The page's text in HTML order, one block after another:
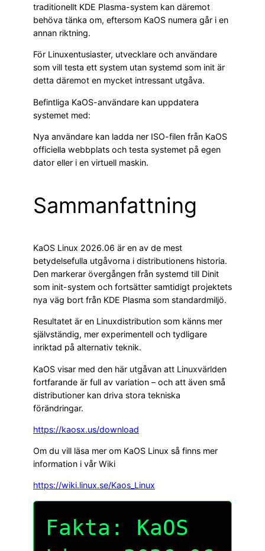
traditionellt KDE Plasma-system kan däremot
behöva tänka om, eftersom KaOS numera går i en
annan riktning.
För Linuxentusiaster, utvecklare och användare
som vill testa ett system utan systemd som init är
detta däremot en mycket intressant utgåva.
Befintliga KaOS-användare kan uppdatera
systemet med:
Nya användare kan ladda ner ISO-filen från KaOS
officiella webbplats och testa systemet på egen
dator eller i en virtuell maskin.
Sammanfattning
KaOS Linux 2026.06 är en av de mest
betydelsefulla utgåvorna i distributionens historia.
Den markerar övergången från systemd till Dinit
som init-system och fortsätter samtidigt projektets
nya väg bort från KDE Plasma som standardmiljö.
Resultatet är en Linuxdistribution som känns mer
självständig, mer experimentell och tydligare
inriktad på alternativ teknik.
KaOS visar med den här utgåvan att Linuxvärlden
fortfarande är full av variation – och att även små
distributioner kan driva stora tekniska
förändringar.
https://kaosx.us/download
Om du vill läsa mer om KaOS Linux så finns mer
information i vår Wiki
https://wiki.linux.se/Kaos_Linux
Fakta: KaOS